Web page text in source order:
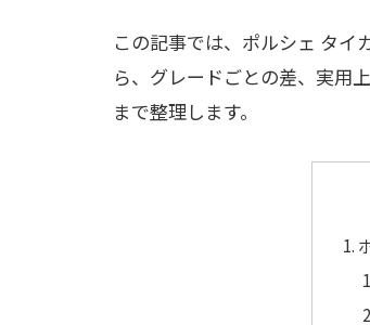
この記事では、ポルシェ タイ
ら、グレードごとの差、実用
まで整理します。